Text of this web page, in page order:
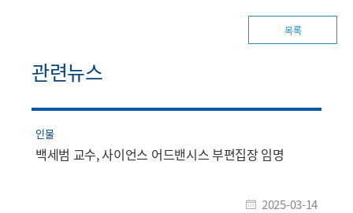
목록
관련뉴스
인물
백세범 교수, 사이언스 어드밴시스 부편집장 임명
2025-03-14